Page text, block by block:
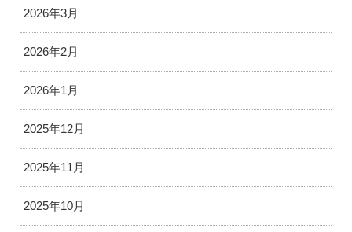
2026年3月
2026年2月
2026年1月
2025年12月
2025年11月
2025年10月